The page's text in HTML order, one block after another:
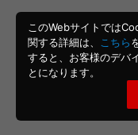
このWebサイトでは
関する詳細は、
こちら
すると、お客様のデバ
とになります。